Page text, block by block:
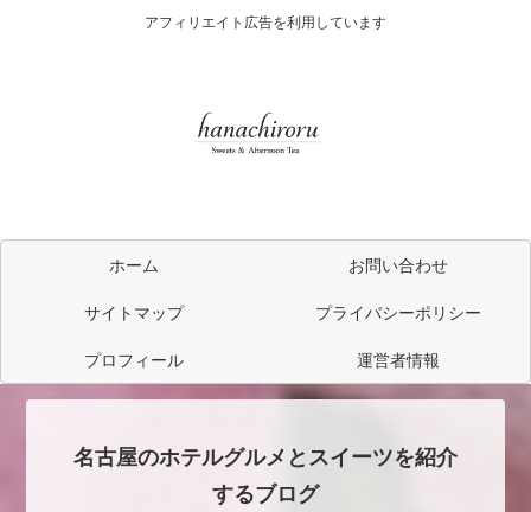
アフィリエイト広告を利用しています
ホーム
お問い合わせ
サイトマップ
プライバシーポリシー
プロフィール
運営者情報
名古屋のホテルグルメとスイーツを紹介
するブログ